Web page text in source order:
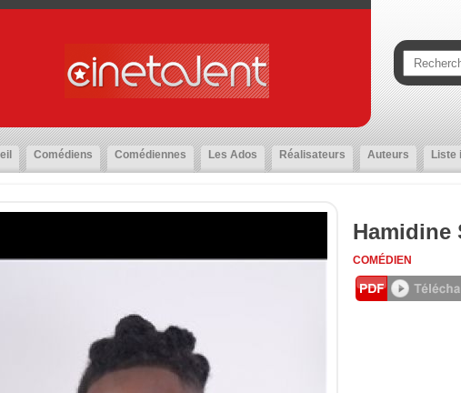
Comédiens Comédiennes Les Ados Réalisateurs Auteurs Liste
Hamidine
COMÉDIEN